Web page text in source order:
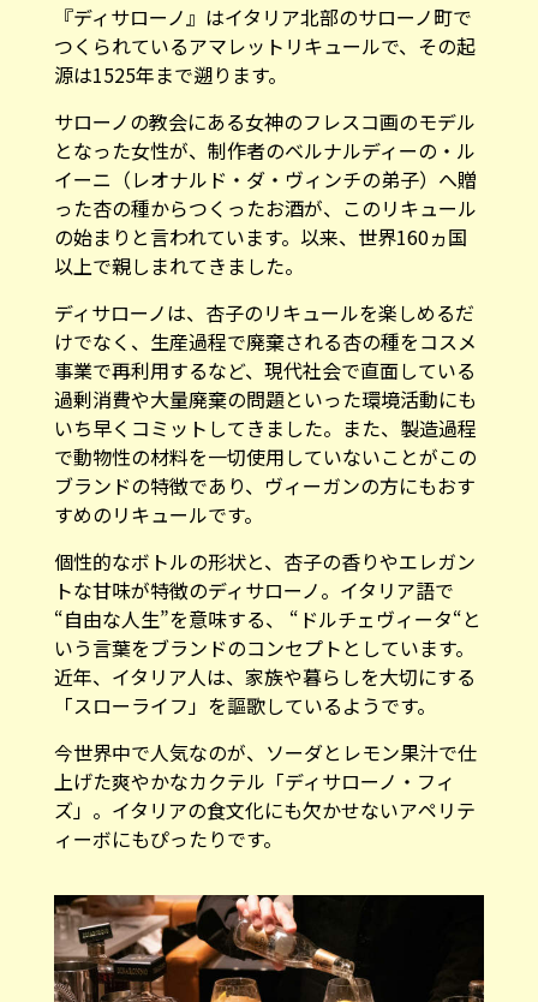
『ディサローノ』はイタリア北部のサローノ町で
つくられているアマレットリキュールで、その起
源は1525年まで遡ります。
サローノの教会にある女神のフレスコ画のモデル
となった女性が、制作者のベルナルディーの・ル
イーニ（レオナルド・ダ・ヴィンチの弟子）へ贈
った杏の種からつくったお酒が、このリキュール
の始まりと言われています。以来、世界160ヵ国
以上で親しまれてきました。
ディサローノは、杏子のリキュールを楽しめるだ
けでなく、生産過程で廃棄される杏の種をコスメ
事業で再利用するなど、現代社会で直面している
過剰消費や大量廃棄の問題といった環境活動にも
いち早くコミットしてきました。また、製造過程
で動物性の材料を一切使用していないことがこの
ブランドの特徴であり、ヴィーガンの方にもおす
すめのリキュールです。
個性的なボトルの形状と、杏子の香りやエレガン
トな甘味が特徴のディサローノ。イタリア語で
“自由な人生”を意味する、 “ドルチェヴィータ“と
いう言葉をブランドのコンセプトとしています。
近年、イタリア人は、家族や暮らしを大切にする
「スローライフ」を謳歌しているようです。
今世界中で人気なのが、ソーダとレモン果汁で仕
上げた爽やかなカクテル「ディサローノ・フィ
ズ」。イタリアの食文化にも欠かせないアペリテ
ィーボにもぴったりです。